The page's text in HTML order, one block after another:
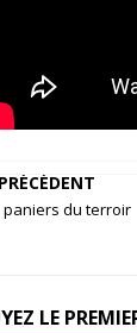
PRÉCÉDENT
paniers du terroir
LE